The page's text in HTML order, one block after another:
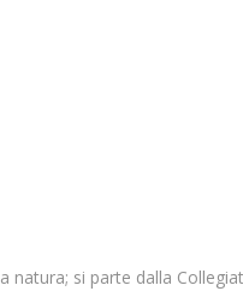
natura; si parte dalla